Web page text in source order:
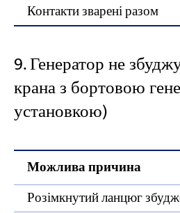
Контакти зварені разом
9. Генератор не
крана з бортовою
установкою)
Можлива причина
Розімкнутий ланцюг